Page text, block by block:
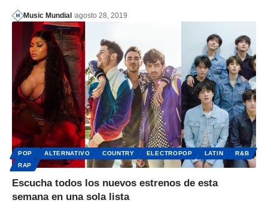
Music Mundial agosto 28, 2019
POP ALTERNATIVO COUNTRY ELECTROPOP LATIN
R&B
RAP
Escucha todos los nuevos estrenos de esta
semana en una sola lista